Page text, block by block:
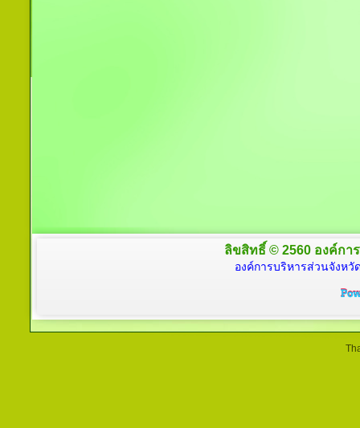
ลิขสิทธิ์ © 2560 องค์กา
องค์การบริหารส่วนจังหวั